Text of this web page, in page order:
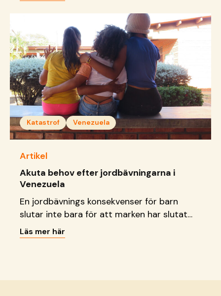
Katastrof Venezuela
Artikel
Akuta behov efter jordbävningarna i
Venezuela
En jordbävnings konsekvenser för barn
slutar inte bara för att marken har slutat
att skaka. Läs vad vi gör just nu.
Läs mer här